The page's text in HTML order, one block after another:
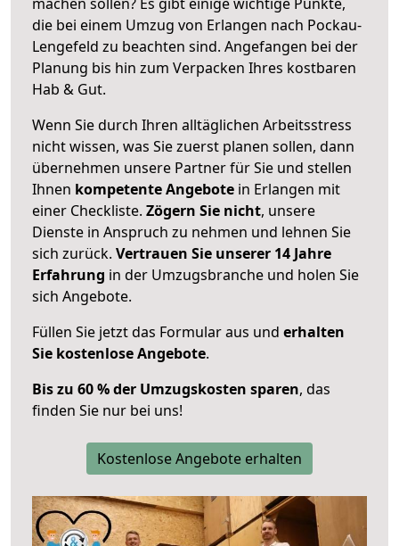
die bei einem Umzug von Erlangen nach Pockau-
Lengefeld zu beachten sind. Angefangen bei der
Planung bis hin zum Verpacken Ihres kostbaren
Hab & Gut.
Wenn Sie durch Ihren alltäglichen Arbeitsstress
nicht wissen, was Sie zuerst planen sollen, dann
übernehmen unsere Partner für Sie und stellen
Ihnen kompetente Angebote in Erlangen mit
einer Checkliste. Zögern Sie nicht, unsere
Dienste in Anspruch zu nehmen und lehnen Sie
sich zurück. Vertrauen Sie unserer 14 Jahre
Erfahrung in der Umzugsbranche und holen Sie
sich Angebote.
Füllen Sie jetzt das Formular aus und erhalten
Sie kostenlose Angebote.
Bis zu 60 % der Umzugskosten sparen, das
finden Sie nur bei uns!
Kostenlose Angebote erhalten